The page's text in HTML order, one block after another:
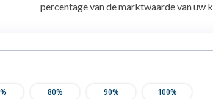
percentage van de marktwaarde van uw